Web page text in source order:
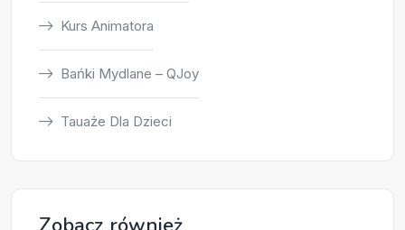
Kurs Animatora
Bańki Mydlane – QJoy
Tauaże Dla Dzieci